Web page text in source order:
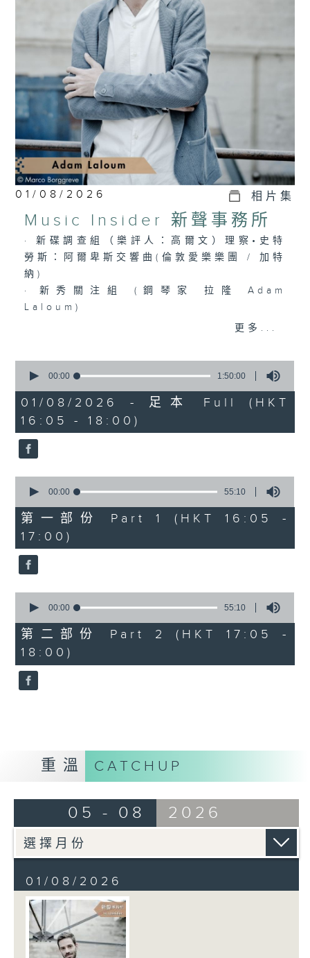
冒起之快，令人難以逐一好好認識？主持人會
選出富有魅力的新一代音樂家，透過錄音介紹
給你。
01/08/2026 相片集
Music Insider 新聲事務所
· 新碟調查組（樂評人：高爾文）理察•史特
勞斯：阿爾卑斯交響曲(倫敦愛樂樂團 / 加特
納)
· 新秀關注組 (鋼琴家 拉隆 Adam
Laloum)
持指揮家尼遜斯，卻被樂團管理層禁止
· 大都會歌劇院與樂詩公會達成初步協議，讓
合約樂師薪酬追上正式樂團成員
· 德國拜羅伊特音樂節開幕，慶祝成立150周
年
新碟介紹 ：
· 布拉姆斯：小提琴奏鳴曲 (James
Ehnes, Andrew Armstrong)
· 柯夫：布朗尼之歌（Chen Reiss,
Reginald Mobley, Andrzej
Filończyk, 底特律交響樂團, 底特律歌劇
院青年合唱團, Audivi 合唱團 / Jader
Bignamini)
更多...
seconds
1
hour,
50
minutes,
0
seconds
00:00 1:50:00
01/08/2026 - 足本 Full (HKT
16:05 - 18:00)
seconds
55
minutes,
10
seconds
00:00 55:10
第一部份 Part 1 (HKT 16:05 -
17:00)
seconds
55
minutes,
10
seconds
00:00 55:10
第二部份 Part 2 (HKT 17:05 -
18:00)
重溫 CATCHUP
05 - 08 2026
01/08/2026